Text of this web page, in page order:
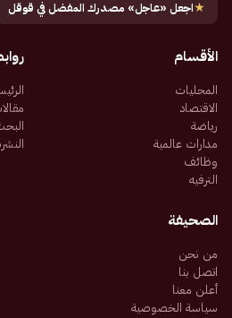
★اجعل «عاجل» مصدرك المفضل في قوقل
الأقسام
المحليات
الاقتصاد
رياضة
مدارات عالمية
وظائف
الترفيه
الصحيفة
من نحن
اتصل بنا
أعلن معنا
سياسة الخصوصية